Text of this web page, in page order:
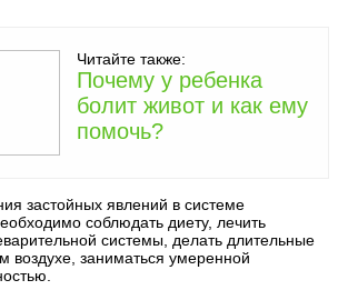
Читайте также:
Почему у ребенка
болит живот и как ему
помочь?
застойных явлений в системе
соблюдать диету, лечить
системы, делать длительные
воздухе, заниматься умеренной